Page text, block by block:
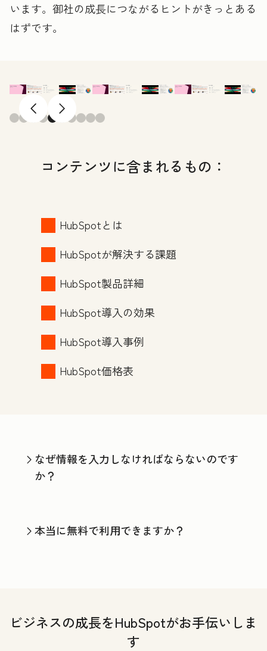
います。御社の成長につながるヒントがきっとある
はずです。
前へ 次へ
コンテンツに含まれるもの：
HubSpotとは
HubSpotが解決する課題
HubSpot製品詳細
HubSpot導入の効果
HubSpot導入事例
HubSpot価格表
なぜ情報を入力しなければならないのです
か？
本当に無料で利用できますか？
ビジネスの成長をHubSpotがお手伝いしま
す